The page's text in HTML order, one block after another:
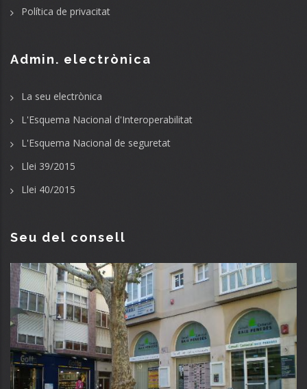
Política de privacitat
Admin. electrònica
La seu electrònica
L'Esquema Nacional d'Interoperabilitat
L'Esquema Nacional de seguretat
Llei 39/2015
Llei 40/2015
Seu del consell